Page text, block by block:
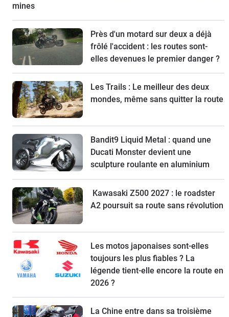
mines
Près d'un motard sur deux a déjà
frôlé l'accident : les routes sont-
elles devenues le premier danger ?
Les Trails : Le meilleur des deux
mondes, même sans quitter la route
Bandit9 Liquid Metal : quand une
Ducati Monster devient une
sculpture roulante en aluminium
Kawasaki Z500 2027 : le roadster
A2 poursuit sa route sans révolution
Les motos japonaises sont-elles
toujours les plus fiables ? La
légende tient-elle encore la route en
2026 ?
La Chine entre dans sa troisième